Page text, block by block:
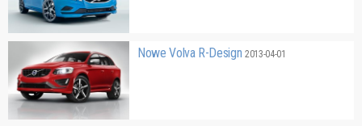
Nowe Volva R-Design 2013-04-01